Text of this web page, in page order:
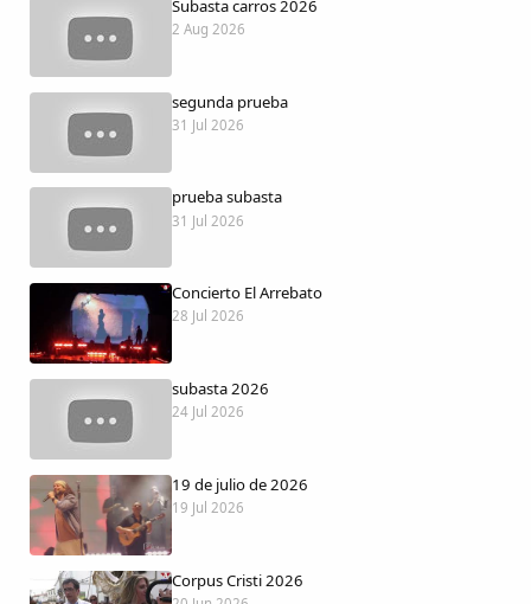
Traductor
Dichos
Cancionero Local
Apodos
Peñas
La palra
Modo oscuro
Subasta carros 2026
2 Aug 2026
segunda prueba
31 Jul 2026
prueba subasta
31 Jul 2026
Concierto El Arrebato
28 Jul 2026
subasta 2026
24 Jul 2026
19 de julio de 2026
19 Jul 2026
Corpus Cristi 2026